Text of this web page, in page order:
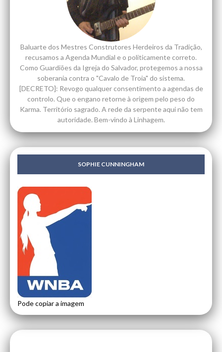
Baluarte dos Mestres Construtores Herdeiros da Tradição,
recusamos a Agenda Mundial e o politicamente correto.
Como Guardiões da Igreja do Salvador, protegemos a nossa
soberania contra o "Cavalo de Troia" do sistema.
[DECRETO]: Revogo qualquer consentimento a agendas de
controlo. Que o engano retorne à origem pelo peso do
Karma. Território sagrado. A rede da serpente aqui não tem
autoridade. Bem-vindo à Linhagem.
SOPHIE CUNNINGHAM
Pode copiar a imagem